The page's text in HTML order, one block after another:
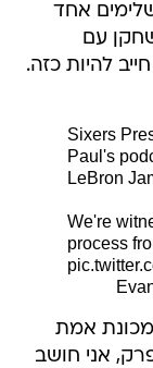
אחד
עם
להיות כזה.
Sixers
Paul's
LeBron
We're
process
אמת
אני חושב